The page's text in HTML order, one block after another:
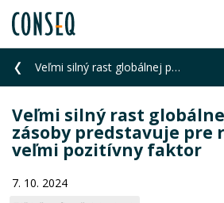
Veľmi silný rast globálnej peňažnej zásoby predstavuje pre rizikové aktíva veľmi pozitívny faktor
Veľmi silný rast
zásoby predstavuje pre
veľmi pozitívny faktor
7. 10. 2024